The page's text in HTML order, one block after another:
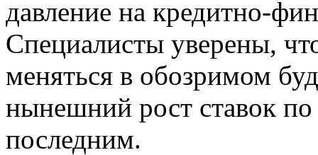
давление на кредитно-
Специалисты уверены,
меняться в обозримом
нынешний рост ставок по
последним.